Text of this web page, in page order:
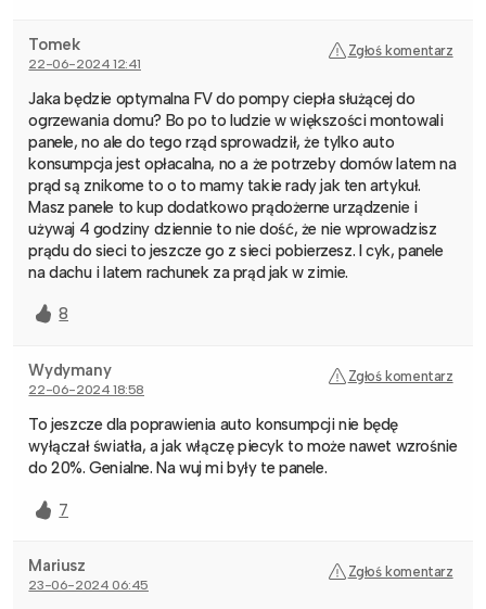
Tomek
22-06-2024 12:41
Zgłoś komentarz
Jaka będzie optymalna FV do pompy ciepła służącej do
ogrzewania domu? Bo po to ludzie w większości montowali
panele, no ale do tego rząd sprowadził, że tylko auto
konsumpcja jest opłacalna, no a że potrzeby domów latem na
prąd są znikome to o to mamy takie rady jak ten artykuł.
Masz panele to kup dodatkowo prądożerne urządzenie i
używaj 4 godziny dziennie to nie dość, że nie wprowadzisz
prądu do sieci to jeszcze go z sieci pobierzesz. I cyk, panele
na dachu i latem rachunek za prąd jak w zimie.
8
Wydymany
22-06-2024 18:58
Zgłoś komentarz
To jeszcze dla poprawienia auto konsumpcji nie będę
wyłączał światła, a jak włączę piecyk to może nawet wzrośnie
do 20%. Genialne. Na wuj mi były te panele.
7
Mariusz
23-06-2024 06:45
Zgłoś komentarz